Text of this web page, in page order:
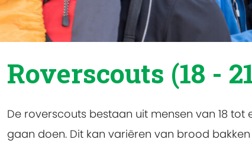
Roverscouts (18 -
De roverscouts bestaan uit mensen van 18
gaan doen. Dit kan variëren van brood